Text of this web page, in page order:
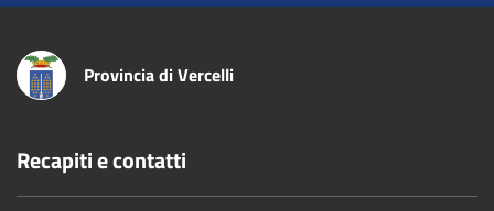
Provincia di Vercelli
Recapiti e contatti